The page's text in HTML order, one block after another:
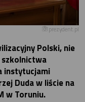
prezydent.pl
Polski, nie
instytucjami
Duda w liście na
w Toruniu.